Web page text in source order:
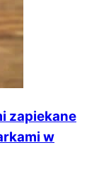
zapiekane
w